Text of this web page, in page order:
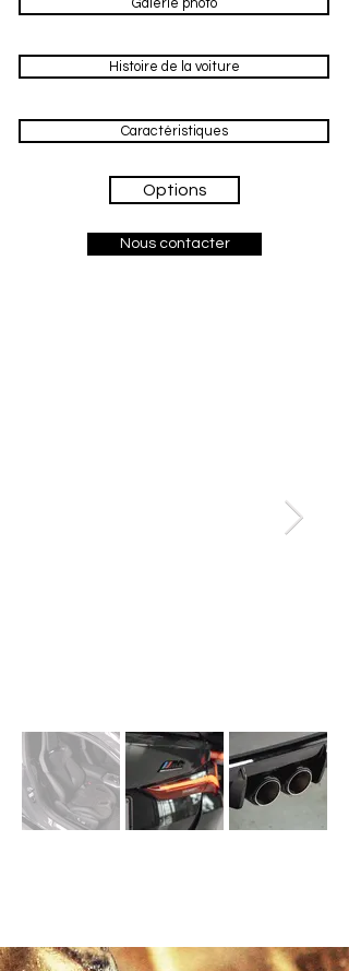
Galerie photo
Histoire de la voiture
Caractéristiques
Options
Nous contacter